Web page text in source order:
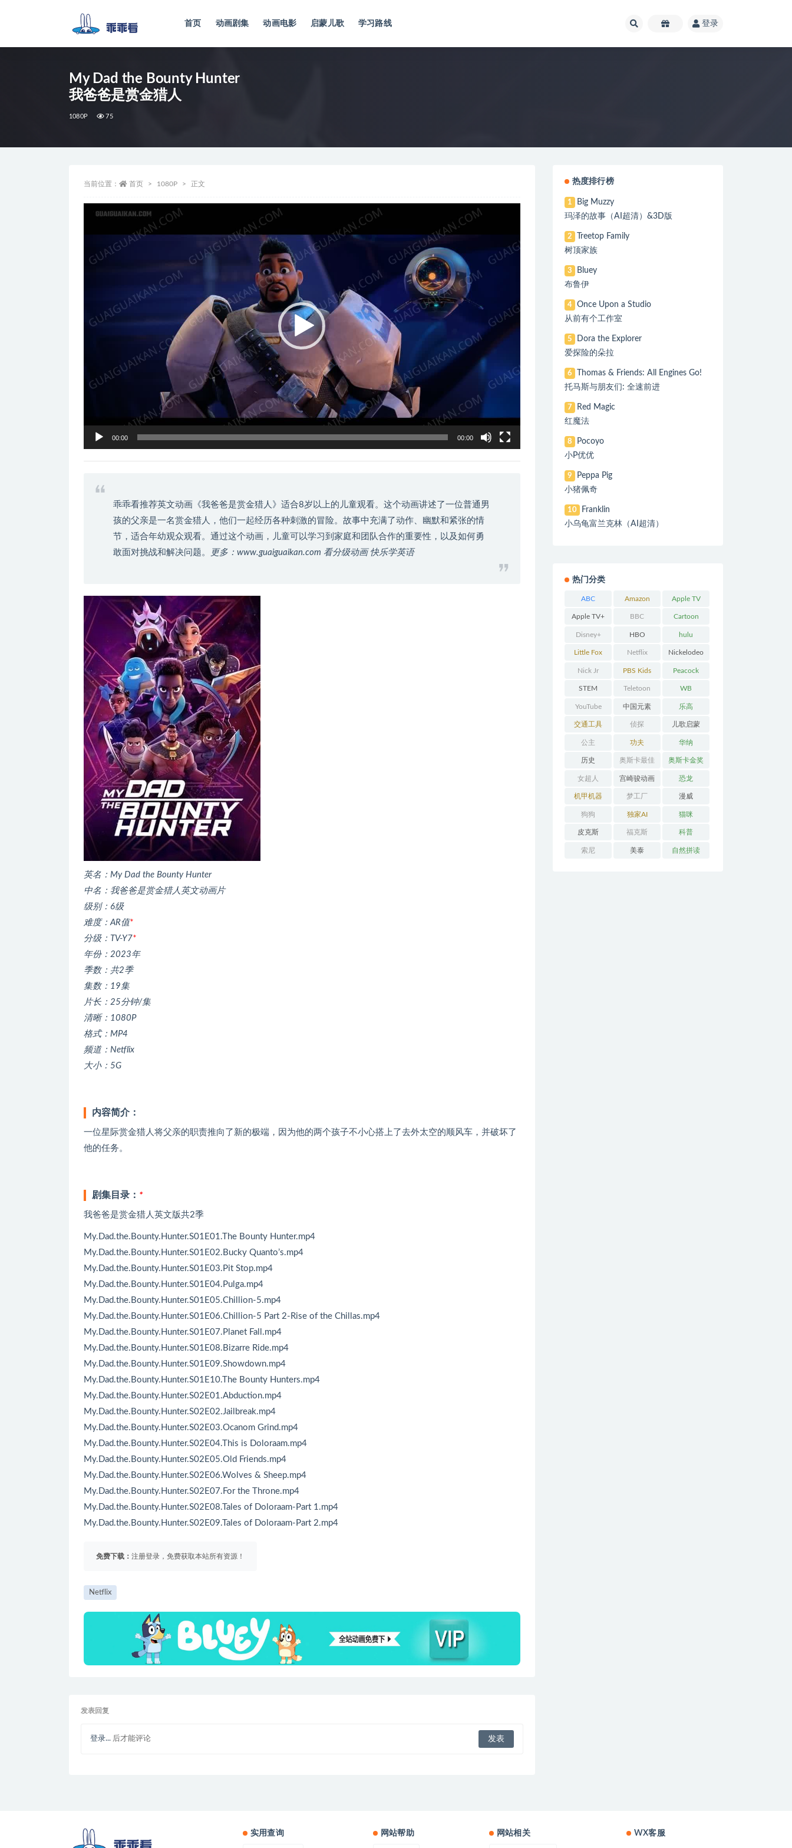
首页 动画剧集 动画电影 启蒙儿歌 学习路线 登录
My Dad the Bounty Hunter
我爸爸是赏金猎人
1080P 75
当前位置： 首页 1080P 正文
器
00:00 00:00
乖乖看推荐英文动画《我爸爸是赏金猎人》适合8岁以上的儿童观看。这个动画讲述了一位普通男
孩的父亲是一名赏金猎人，他们一起经历各种刺激的冒险。故事中充满了动作、幽默和紧张的情
节，适合年幼观众观看。通过这个动画，儿童可以学习到家庭和团队合作的重要性，以及如何勇
敢面对挑战和解决问题。
更多：www.guaiguaikan.com 看分级动画 快乐学英语
英名：My Dad the Bounty Hunter
中名：我爸爸是赏金猎人英文动画片
级别：6级
难度：AR值*
分级：TV-Y7*
年份：2023年
季数：共2季
集数：19集
片长：25分钟/集
清晰：1080P
格式：MP4
频道：Netflix
大小：5G
内容简介：
一位星际赏金猎人将父亲的职责推向了新的极端，因为他的两个孩子不小心搭上了去外太空的顺风车，并破坏了
他的任务。
剧集目录： *
我爸爸是赏金猎人英文版共2季
My.Dad.the.Bounty.Hunter.S01E01.The Bounty Hunter.mp4
My.Dad.the.Bounty.Hunter.S01E02.Bucky Quanto’s.mp4
My.Dad.the.Bounty.Hunter.S01E03.Pit Stop.mp4
My.Dad.the.Bounty.Hunter.S01E04.Pulga.mp4
My.Dad.the.Bounty.Hunter.S01E05.Chillion-5.mp4
My.Dad.the.Bounty.Hunter.S01E06.Chillion-5 Part 2-Rise of the Chillas.mp4
My.Dad.the.Bounty.Hunter.S01E07.Planet Fall.mp4
My.Dad.the.Bounty.Hunter.S01E08.Bizarre Ride.mp4
My.Dad.the.Bounty.Hunter.S01E09.Showdown.mp4
My.Dad.the.Bounty.Hunter.S01E10.The Bounty Hunters.mp4
My.Dad.the.Bounty.Hunter.S02E01.Abduction.mp4
My.Dad.the.Bounty.Hunter.S02E02.Jailbreak.mp4
My.Dad.the.Bounty.Hunter.S02E03.Ocanom Grind.mp4
My.Dad.the.Bounty.Hunter.S02E04.This is Doloraam.mp4
My.Dad.the.Bounty.Hunter.S02E05.Old Friends.mp4
My.Dad.the.Bounty.Hunter.S02E06.Wolves & Sheep.mp4
My.Dad.the.Bounty.Hunter.S02E07.For the Throne.mp4
My.Dad.the.Bounty.Hunter.S02E08.Tales of Doloraam-Part 1.mp4
My.Dad.the.Bounty.Hunter.S02E09.Tales of Doloraam-Part 2.mp4
免费下载： 注册登录，免费获取本站所有资源！
Netflix
发表回复
登录... 后才能评论
热度排行榜
1
Big Muzzy
玛泽的故事（AI超清）&3D版
2
Treetop Family
树顶家族
3
Bluey
布鲁伊
4
Once Upon a Studio
从前有个工作室
5
Dora the Explorer
爱探险的朵拉
6
Thomas & Friends: All Engines Go!
托马斯与朋友们: 全速前进
7
Red Magic
红魔法
8
Pocoyo
小P优优
9
Peppa Pig
小猪佩奇
10
Franklin
小乌龟富兰克林（AI超清）
热门分类
ABC Amazon
Prime
Apple TV
Apple TV+ BBC Cartoon
Network
Disney+ HBO hulu
Little Fox Netflix Nickelodeo
n
Nick Jr PBS Kids Peacock
STEM Teletoon WB
YouTube 中国元素 乐高
交通工具 侦探 儿歌启蒙
公主 功夫 华纳
历史 奥斯卡最佳
动画
奥斯卡金奖
女超人 宫崎骏动画 恐龙
机甲机器 梦工厂 漫威
狗狗 独家AI 猫咪
皮克斯 福克斯 科普
索尼 美泰 自然拼读
实用查询 网站帮助 网站相关 WX客服